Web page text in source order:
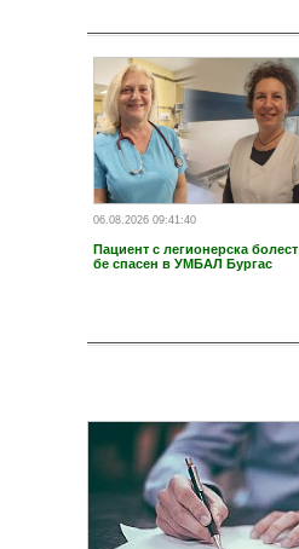
06.08.2026 09:41:40
Пациент с легионерска болест
бе спасен в УМБАЛ Бургас